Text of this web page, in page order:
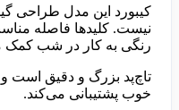
کیبورد این مدل طراحی
نیست. کلیدها فاصله
رنگی به کار در شب کمک
تاچ‌پد بزرگ و دقیق است
خوب پشتیبانی می‌کند.